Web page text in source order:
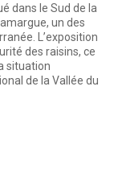
dans le Sud de la
un des
L’exposition
des raisins, ce
situation
de la Vallée du